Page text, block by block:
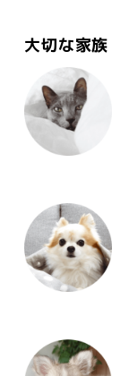
大切な家族